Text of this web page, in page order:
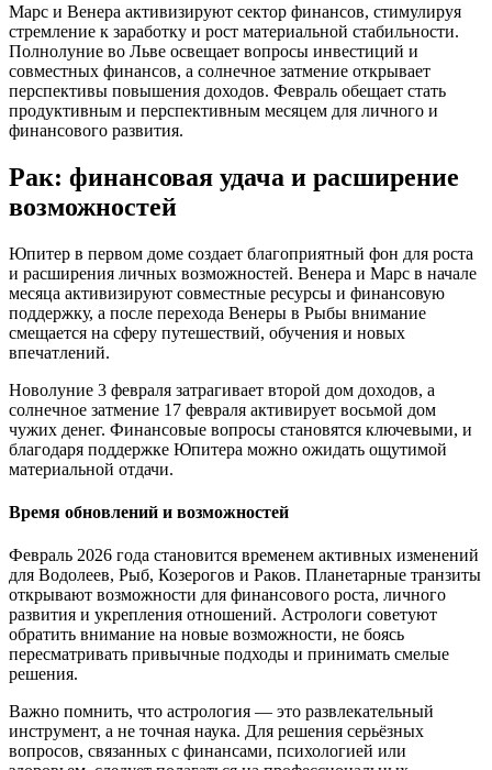
Марс и Венера активизируют сектор финансов, стимулируя
стремление к заработку и рост материальной стабильности.
Полнолуние во Льве освещает вопросы инвестиций и
совместных финансов, а солнечное затмение открывает
перспективы повышения доходов. Февраль обещает стать
продуктивным и перспективным месяцем для личного и
финансового развития.
Рак: финансовая удача и расширение
возможностей
Юпитер в первом доме создает благоприятный фон для роста
и расширения личных возможностей. Венера и Марс в начале
месяца активизируют совместные ресурсы и финансовую
поддержку, а после перехода Венеры в Рыбы внимание
смещается на сферу путешествий, обучения и новых
впечатлений.
Новолуние 3 февраля затрагивает второй дом доходов, а
солнечное затмение 17 февраля активирует восьмой дом
чужих денег. Финансовые вопросы становятся ключевыми, и
благодаря поддержке Юпитера можно ожидать ощутимой
материальной отдачи.
Время обновлений и возможностей
Февраль 2026 года становится временем активных изменений
для Водолеев, Рыб, Козерогов и Раков. Планетарные транзиты
открывают возможности для финансового роста, личного
развития и укрепления отношений. Астрологи советуют
обратить внимание на новые возможности, не боясь
пересматривать привычные подходы и принимать смелые
решения.
Важно помнить, что астрология — это развлекательный
инструмент, а не точная наука. Для решения серьёзных
вопросов, связанных с финансами, психологией или